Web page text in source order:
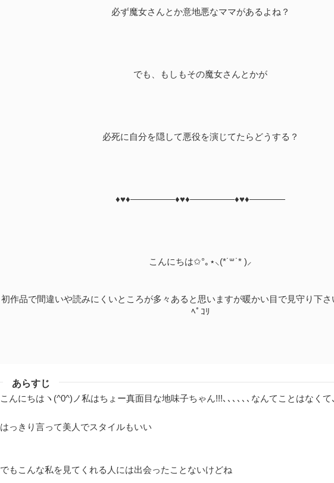
必ず魔女さんとか意地悪なママがあるよね？
でも、もしもその魔女さんとかが
必死に自分を隠して悪役を演じてたらどうする？
♦♥♦―――――♦♥♦―――――♦♥♦――――
こんにちは✩°｡⋆⸜(*˙꒳˙* )⸝
初作品で間違いや読みにくいところが多々あると思いますが暖かい目で見守り下さ
ﾍﾟｺﾘ
あらすじ
こんにちはヽ(^0^)ノ私はちょー真面目な地味子ちゃん!!!､､､､､､なんてことはなくて
はっきり言って美人でスタイルもいい
でもこんな私を見てくれる人には出会ったことないけどね